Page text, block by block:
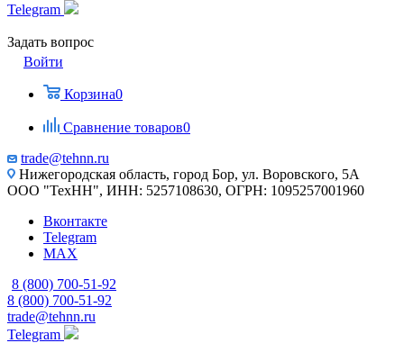
Telegram
Задать вопрос
Войти
Корзина0
Сравнение товаров0
trade@tehnn.ru
Нижегородская область, город Бор, ул. Воровского, 5А
ООО "ТехНН", ИНН: 5257108630, ОГРН: 1095257001960
Вконтакте
Telegram
MAX
8 (800) 700-51-92
8 (800) 700-51-92
trade@tehnn.ru
Telegram